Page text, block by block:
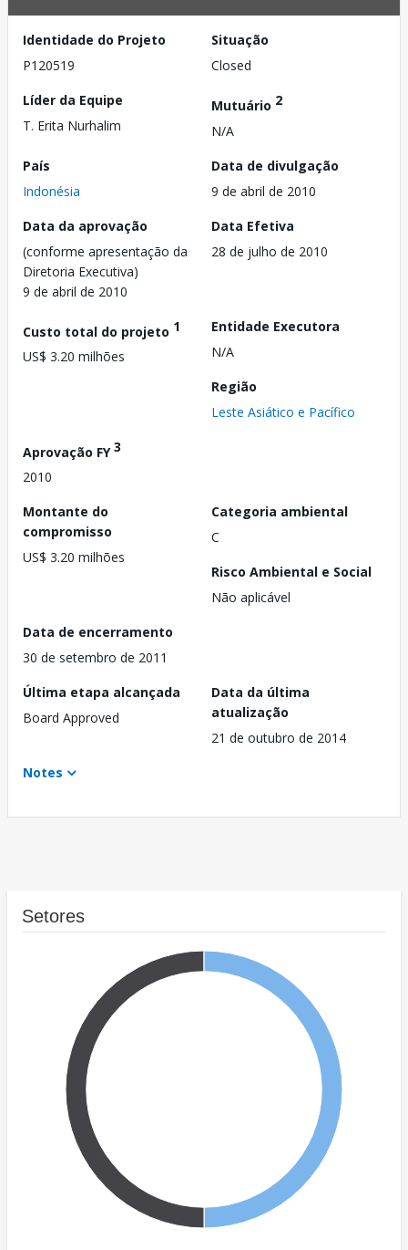
Identidade do Projeto
P120519
Situação
Closed
Líder da Equipe
T. Erita Nurhalim
Mutuário 2
N/A
País
Indonésia
Data de divulgação
9 de abril de 2010
Data da aprovação
(conforme apresentação da
Diretoria Executiva)
9 de abril de 2010
Data Efetiva
28 de julho de 2010
Custo total do projeto 1
US$ 3.20 milhões
Entidade Executora
N/A
Região
Leste Asiático e Pacífico
Aprovação FY3
2010
Montante do
compromisso
US$ 3.20 milhões
Categoria ambiental
C
Risco Ambiental e Social
Não aplicável
Data de encerramento
30 de setembro de 2011
Última etapa alcançada
Board Approved
Data da última
atualização
21 de outubro de 2014
Notes
Setores